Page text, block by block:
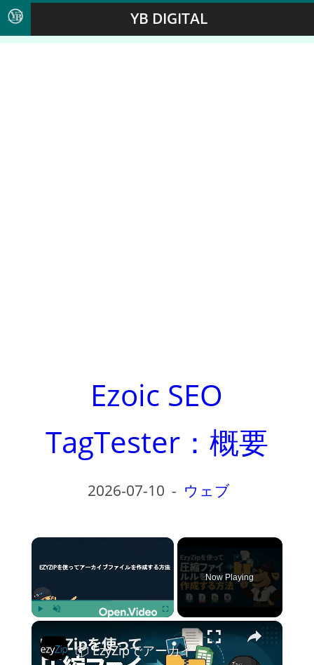
YB DIGITAL
Ezoic SEO
TagTester：概要
2026-07-10 - ウェブ
×
Play Unmute Fullscreen
Now Playing
×
📦 EzyZipでアーカイブファイルを作成